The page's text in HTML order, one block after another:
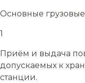
Основные
1
Приём и выдача
допускаемых к
станции.